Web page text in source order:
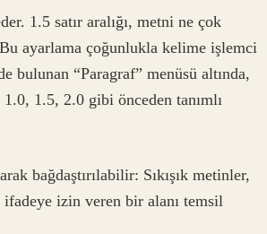
1.5 satır aralığı, metni ne çok
Bu ayarlama çoğunlukla kelime işlemci
bulunan “Paragraf” menüsü altında,
1.0, 1.5, 2.0 gibi önceden tanımlı
bağdaştırılabilir: Sıkışık metinler,
ifadeye izin veren bir alanı temsil